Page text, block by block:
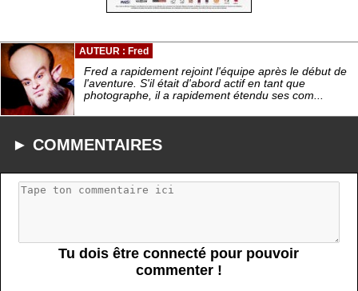
AUTEUR : Fred
Fred a rapidement rejoint l'équipe après le début de
l'aventure. S'il était d'abord actif en tant que
photographe, il a rapidement étendu ses com...
► COMMENTAIRES
Tu dois être connecté pour pouvoir
commenter !